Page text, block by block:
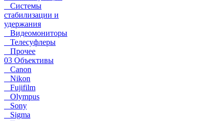
Системы
стабилизации и
удержания
Видеомониторы
Телесуфлеры
Прочее
03 Объективы
Canon
Nikon
Fujifilm
Olympus
Sony
Sigma